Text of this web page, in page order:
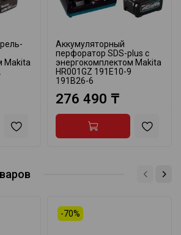
Makita
Аккумуляторный
перфоратор SDS-plus с
энергокомплектом Makita
HR001GZ 191E10-9
191B26-6
276 490 ₸
-70%